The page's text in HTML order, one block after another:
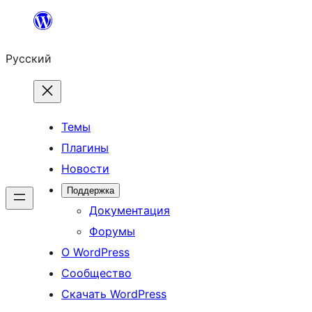
Перейти
содержимому
Русский
Темы
Плагины
Новости
Поддержка
Документация
Форумы
О WordPress
Сообщество
Скачать WordPress